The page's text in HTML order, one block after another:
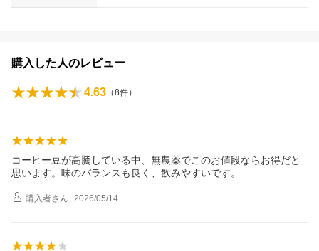
購入した人のレビュー
4.63 （8件）
コーヒー豆が高騰している中、無農薬でこのお値段ならお得だと
思います。味のバランスも良く、飲みやすいです。
購入者さん 2026/05/14